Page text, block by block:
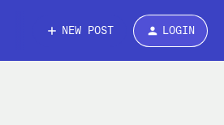
NEW POST LOGIN